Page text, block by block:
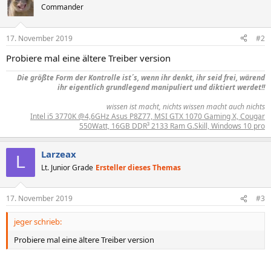
Commander
17. November 2019 #2
Probiere mal eine ältere Treiber version
Die größte Form der Kontrolle ist´s, wenn ihr denkt, ihr seid frei, wärend
ihr eigentlich grundlegend manipuliert und diktiert werdet!!
wissen ist macht, nichts wissen macht auch nichts
Intel i5 3770K @4,6GHz Asus P8Z77, MSI GTX 1070 Gaming X, Cougar
550Watt, 16GB DDR³ 2133 Ram G.Skill, Windows 10 pro
L Larzeax
Lt. Junior Grade Ersteller dieses Themas
17. November 2019 #3
jeger schrieb:
Probiere mal eine ältere Treiber version